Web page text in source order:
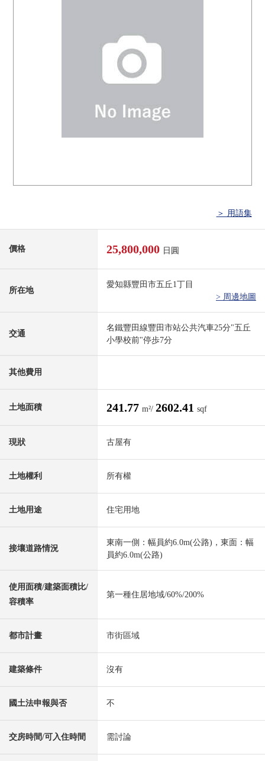
＞ 用語集
價格 25,800,000 日圓
所在地
愛知縣豐田市五丘1丁目
> 周邊地圖
交通
名鐵豐田線豐田市站公共汽車25分"五丘
小學校前"停歩7分
其他費用
土地面積 241.77 m²/ 2602.41 sqf
現狀 古屋有
土地權利 所有權
土地用途 住宅用地
接壤道路情況
東南一側：幅員約6.0m(公路)，東面：幅
員約6.0m(公路)
使用面積/建築面積比/
容積率
第一種住居地域/60%/200%
都市計畫 市街區域
建築條件 沒有
國土法申報與否 不
交房時間/可入住時間 需討論